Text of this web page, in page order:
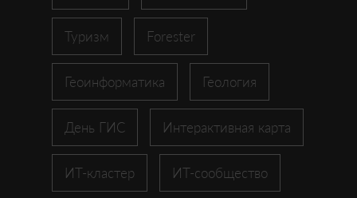
Туризм Forester
Геоинформатика Геология
День ГИС Интерактивная карта
ИТ-кластер ИТ-сообщество